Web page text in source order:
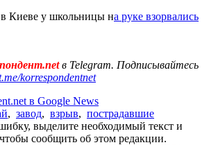
Киеве у школьницы на руке взорвались
в Telegram. Подписывайтесь
korrespondentnet
в Google News
, завод, взрыв, пострадавшие
выделите необходимый текст и
сообщить об этом редакции.